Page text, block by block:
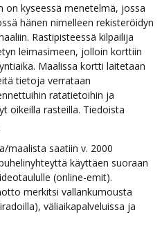
on kyseessä menetelmä, jossa
hänen nimelleen rekisteröidyn
Rastipisteessä kilpailija
leimasimeen, jolloin korttiin
Maalissa kortti laitetaan
tietoja verrataan
ratatietoihin ja
oikeilla rasteilla. Tiedoista
maalista saatiin v. 2000
käyttäen suoraan
(online-emit).
merkitsi vallankumousta
väliaikapalveluissa ja